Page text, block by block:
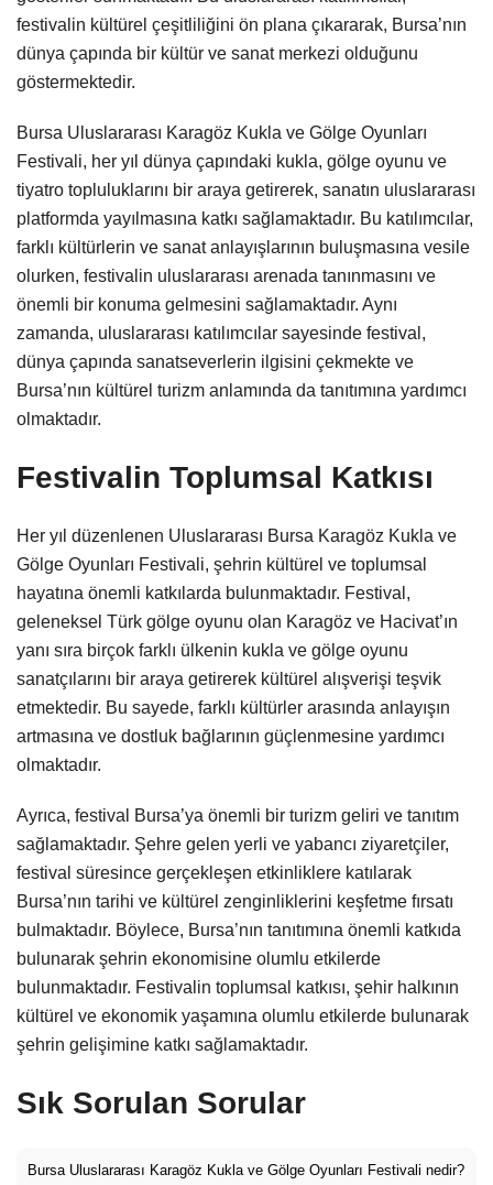
festivalin kültürel çeşitliliğini ön plana çıkararak, Bursa’nın
dünya çapında bir kültür ve sanat merkezi olduğunu
göstermektedir.
Bursa Uluslararası Karagöz Kukla ve Gölge Oyunları
Festivali, her yıl dünya çapındaki kukla, gölge oyunu ve
tiyatro topluluklarını bir araya getirerek, sanatın uluslararası
platformda yayılmasına katkı sağlamaktadır. Bu katılımcılar,
farklı kültürlerin ve sanat anlayışlarının buluşmasına vesile
olurken, festivalin uluslararası arenada tanınmasını ve
önemli bir konuma gelmesini sağlamaktadır. Aynı
zamanda, uluslararası katılımcılar sayesinde festival,
dünya çapında sanatseverlerin ilgisini çekmekte ve
Bursa’nın kültürel turizm anlamında da tanıtımına yardımcı
olmaktadır.
Festivalin Toplumsal Katkısı
Her yıl düzenlenen Uluslararası Bursa Karagöz Kukla ve
Gölge Oyunları Festivali, şehrin kültürel ve toplumsal
hayatına önemli katkılarda bulunmaktadır. Festival,
geleneksel Türk gölge oyunu olan Karagöz ve Hacivat’ın
yanı sıra birçok farklı ülkenin kukla ve gölge oyunu
sanatçılarını bir araya getirerek kültürel alışverişi teşvik
etmektedir. Bu sayede, farklı kültürler arasında anlayışın
artmasına ve dostluk bağlarının güçlenmesine yardımcı
olmaktadır.
Ayrıca, festival Bursa’ya önemli bir turizm geliri ve tanıtım
sağlamaktadır. Şehre gelen yerli ve yabancı ziyaretçiler,
festival süresince gerçekleşen etkinliklere katılarak
Bursa’nın tarihi ve kültürel zenginliklerini keşfetme fırsatı
bulmaktadır. Böylece, Bursa’nın tanıtımına önemli katkıda
bulunarak şehrin ekonomisine olumlu etkilerde
bulunmaktadır. Festivalin toplumsal katkısı, şehir halkının
kültürel ve ekonomik yaşamına olumlu etkilerde bulunarak
şehrin gelişimine katkı sağlamaktadır.
Sık Sorulan Sorular
Bursa Uluslararası Karagöz Kukla ve Gölge Oyunları Festivali nedir?